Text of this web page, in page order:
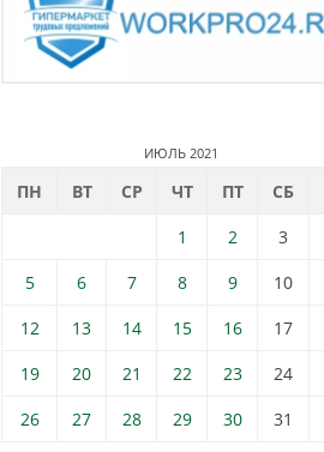
ИЮЛЬ 2021
ПН ВТ СР ЧТ ПТ СБ
1
2 3
5
6 7 8 9 10
12
13 14 15 16 17
19
20 21 22 23 24
26
27 28 29 30 31